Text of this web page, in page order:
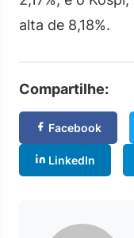
alta de 8,18%.
Compartilhe:
Facebook
LinkedIn